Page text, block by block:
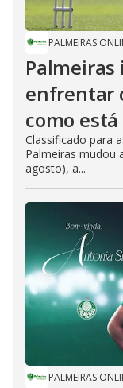
PALMEIRAS
enfrentar
como
Classificado para
Palmeiras mudou
agosto), a...
PALMEIRAS